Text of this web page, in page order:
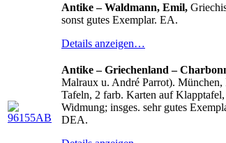
Antike – Waldmann, Emil,
sonst gutes Exemplar. EA.
Details anzeigen…
Antike – Griechenland –
Malraux u. André Parrot).
Tafeln, 2 farb. Karten auf
Widmung; insges. sehr gutes
DEA.